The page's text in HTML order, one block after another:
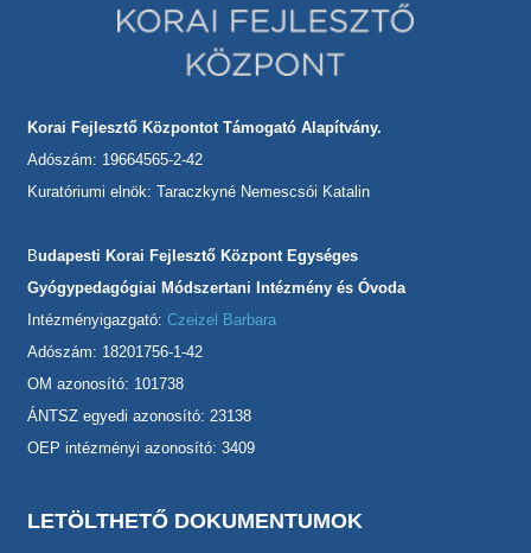
Korai Fejlesztő Központot Támogató Alapítvány.
Adószám: 19664565-2-42
Kuratóriumi elnök: Taraczkyné Nemescsói Katalin
Budapesti Korai Fejlesztő Központ Egységes
Gyógypedagógiai Módszertani Intézmény és Óvoda
Intézményigazgató: Czeizel Barbara
Adószám: 18201756-1-42
OM azonosító: 101738
ÁNTSZ egyedi azonosító: 23138
OEP intézményi azonosító: 3409
LETÖLTHETŐ DOKUMENTUMOK